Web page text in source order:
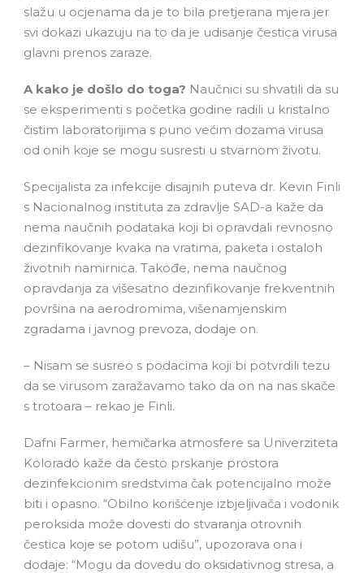
slažu u ocjenama da je to bila pretjerana mjera jer
svi dokazi ukazuju na to da je udisanje čestica virusa
glavni prenos zaraze.
A kako je došlo do toga? Naučnici su shvatili da su
se eksperimenti s početka godine radili u kristalno
čistim laboratorijima s puno većim dozama virusa
od onih koje se mogu susresti u stvarnom životu.
Specijalista za infekcije disajnih puteva dr. Kevin Finli
s Nacionalnog instituta za zdravlje SAD-a kaže da
nema naučnih podataka koji bi opravdali revnosno
dezinfikovanje kvaka na vratima, paketa i ostaloh
životnih namirnica. Takođe, nema naučnog
opravdanja za višesatno dezinfikovanje frekventnih
površina na aerodromima, višenamjenskim
zgradama i javnog prevoza, dodaje on.
– Nisam se susreo s podacima koji bi potvrdili tezu
da se virusom zaražavamo tako da on na nas skače
s trotoara – rekao je Finli.
Dafni Farmer, hemičarka atmosfere sa Univerziteta
Kolorado kaže da često prskanje prostora
dezinfekcionim sredstvima čak potencijalno može
biti i opasno. “Obilno korišćenje izbjeljivača i vodonik
peroksida može dovesti do stvaranja otrovnih
čestica koje se potom udišu”, upozorava ona i
dodaje: “Mogu da dovedu do oksidativnog stresa, a